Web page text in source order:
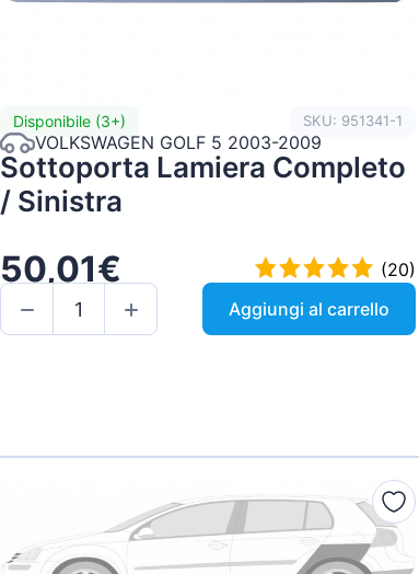
Disponibile (3+) SKU: 951341-1
VOLKSWAGEN GOLF 5 2003-2009
Sottoporta Lamiera Completo
/ Sinistra
50,01€
(20)
Aggiungi al carrello